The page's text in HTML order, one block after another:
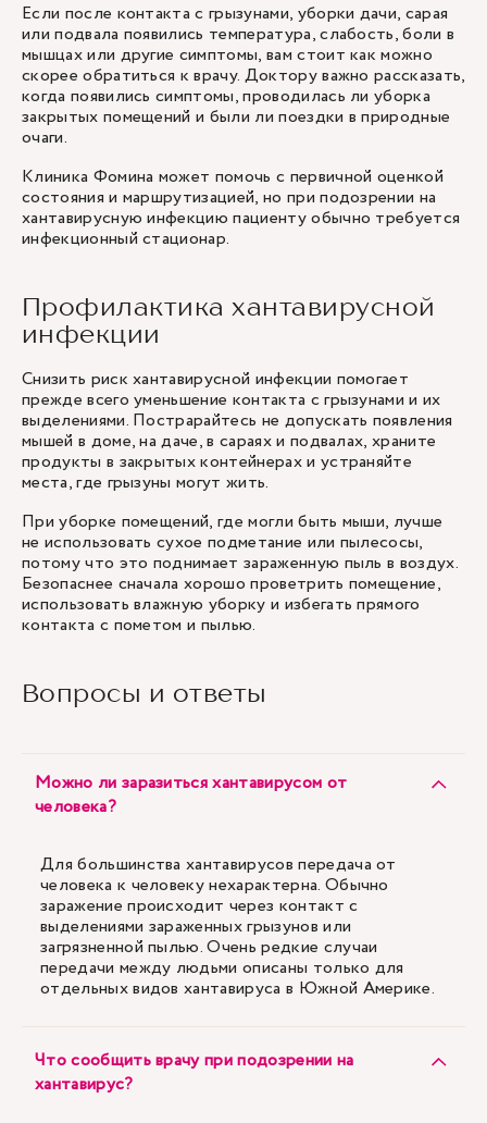
Если после контакта с грызунами, уборки дачи, сарая
или подвала появились температура, слабость, боли в
мышцах или другие симптомы, вам стоит как можно
скорее обратиться к врачу. Доктору важно рассказать,
когда появились симптомы, проводилась ли уборка
закрытых помещений и были ли поездки в природные
очаги.
Клиника Фомина может помочь с первичной оценкой
состояния и маршрутизацией, но при подозрении на
хантавирусную инфекцию пациенту обычно требуется
инфекционный стационар.
Профилактика хантавирусной
инфекции
Снизить риск хантавирусной инфекции помогает
прежде всего уменьшение контакта с грызунами и их
выделениями. Пострарайтесь не допускать появления
мышей в доме, на даче, в сараях и подвалах, храните
продукты в закрытых контейнерах и устраняйте
места, где грызуны могут жить.
При уборке помещений, где могли быть мыши, лучше
не использовать сухое подметание или пылесосы,
потому что это поднимает зараженную пыль в воздух.
Безопаснее сначала хорошо проветрить помещение,
использовать влажную уборку и избегать прямого
контакта с пометом и пылью.
Вопросы и ответы
Можно ли заразиться хантавирусом от
человека?
Для большинства хантавирусов передача от
человека к человеку нехарактерна. Обычно
заражение происходит через контакт с
выделениями зараженных грызунов или
загрязненной пылью. Очень редкие случаи
передачи между людьми описаны только для
отдельных видов хантавируса в Южной Америке.
Что сообщить врачу при подозрении на
хантавирус?